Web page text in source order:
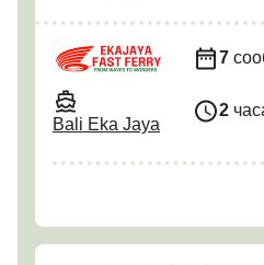
Bali Eka Jaya
7
2